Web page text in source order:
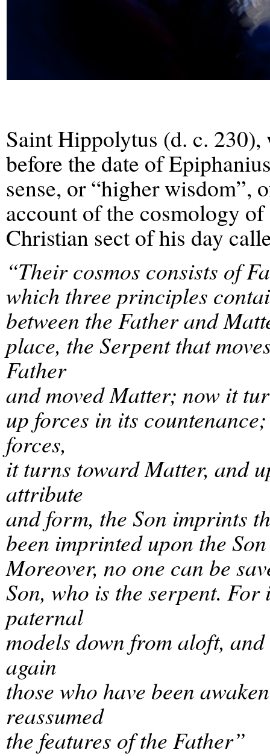
Saint Hippolytus (d. c.
before the date of
sense, or “higher wisdom”,
account of the cosmology
Christian sect of his day
“Their cosmos consists of
which three principles
between the Father and
place, the Serpent that
Father
and moved Matter; now it
up forces in its
forces,
it turns toward Matter, and
attribute
and form, the Son imprints
been imprinted upon the
Moreover, no one can be
Son, who is the serpent.
paternal
models down from aloft,
again
those who have been
reassumed
the features of the Father”